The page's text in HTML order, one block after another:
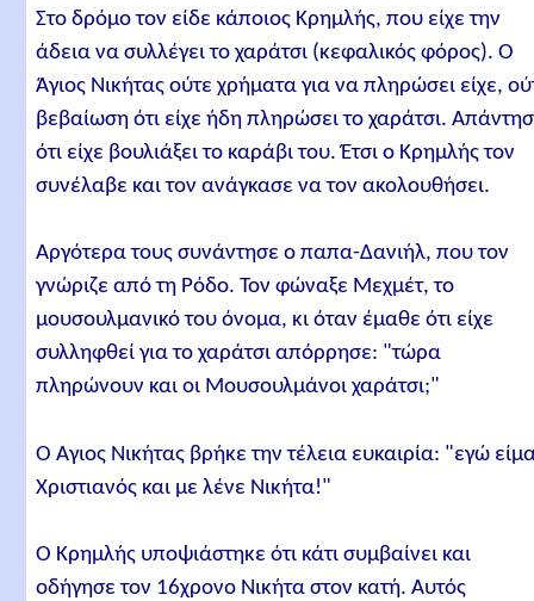
Στο δρόμο τον είδε κάποιος Κρημλής, που είχε την
άδεια να συλλέγει το χαράτσι (κεφαλικός φόρος). Ο
Άγιος Νικήτας ούτε χρήματα για να πληρώσει είχε,
βεβαίωση ότι είχε ήδη πληρώσει το χαράτσι.
ότι είχε βουλιάξει το καράβι του. Έτσι ο Κρημλής τον
συνέλαβε και τον ανάγκασε να τον ακολουθήσει.
Αργότερα τους συνάντησε ο παπα-Δανιήλ, που τον
γνώριζε από τη Ρόδο. Τον φώναξε Μεχμέτ, το
μουσουλμανικό του όνομα, κι όταν έμαθε ότι είχε
συλληφθεί για το χαράτσι απόρρησε: "τώρα
πληρώνουν και οι Μουσουλμάνοι χαράτσι;"
Ο Άγιος Νικήτας βρήκε την τέλεια ευκαιρία: "εγώ
Χριστιανός και με λένε Νικήτα!"
Ο Κρημλής υποψιάστηκε ότι κάτι συμβαίνει και
οδήγησε τον 16χρονο Νικήτα στον κατή. Αυτός